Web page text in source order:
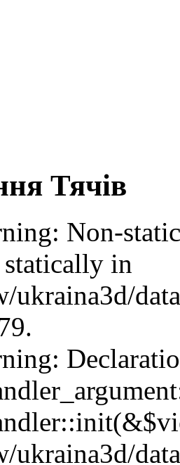
Тячів
Non-
in
ukraina3d/
ukraina3d/